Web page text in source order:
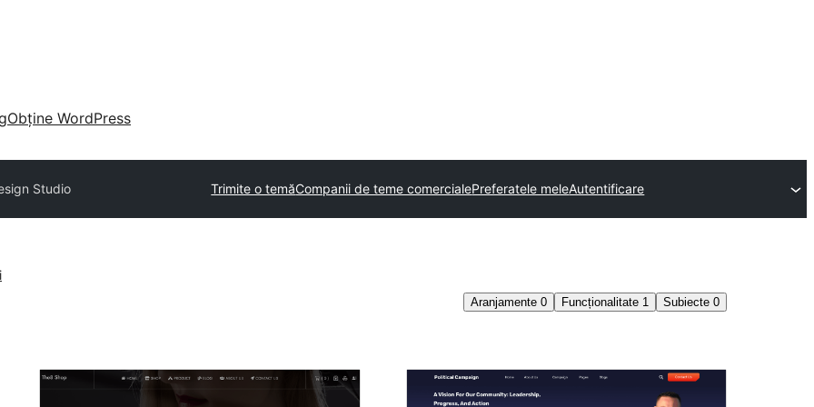
Obține WordPress
Studio Trimite o temăCompanii de teme comercialePreferatele meleAutentificare
Aranjamente 0 Funcționalitate 1 Subiecte 0